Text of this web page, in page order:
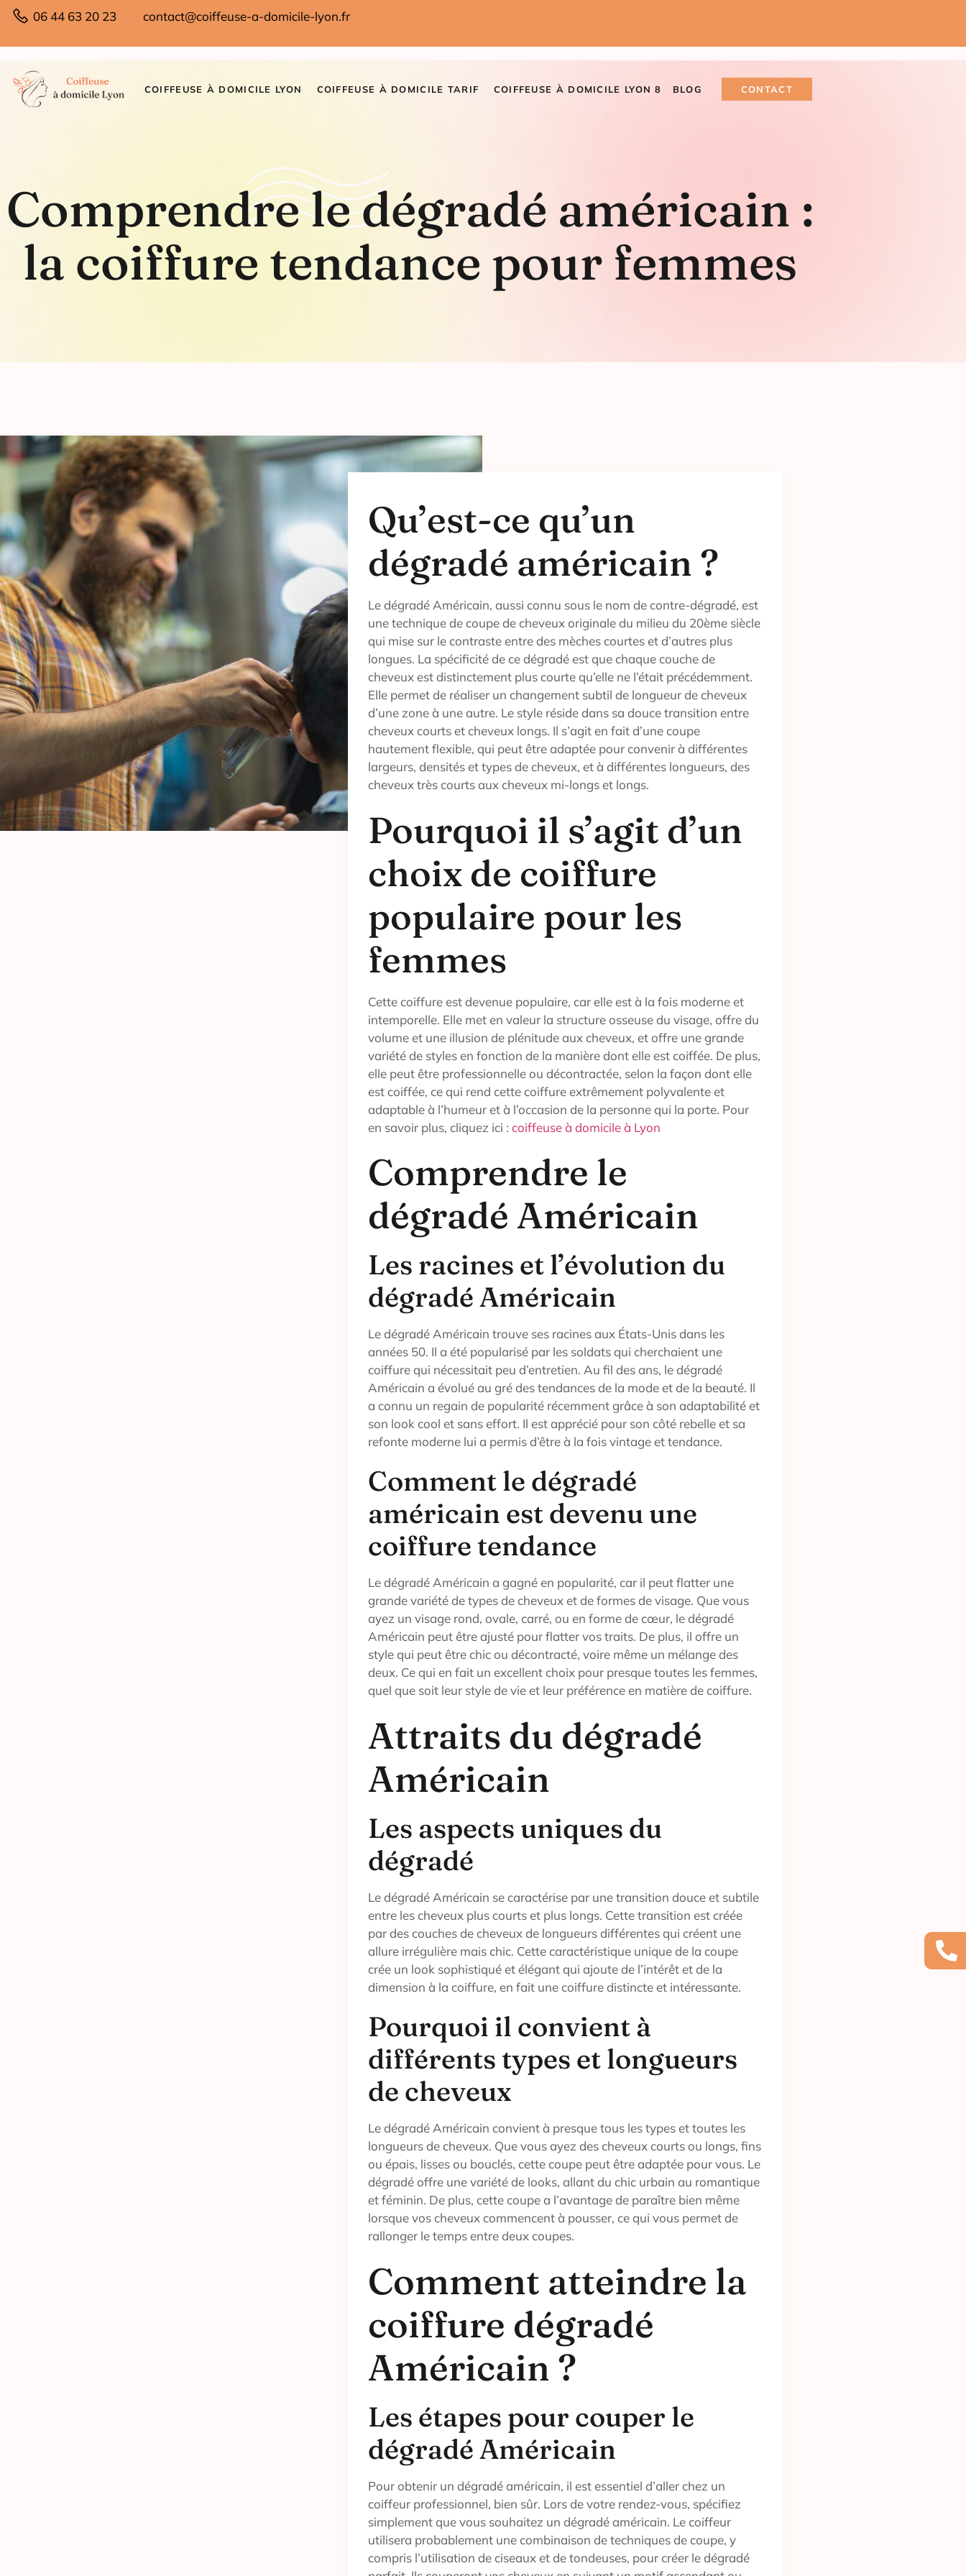
06 44 63 20 23 contact@coiffeuse-a-domicile-lyon.fr
COIFFEUSE À DOMICILE LYON COIFFEUSE À DOMICILE TARIF COIFFEUSE À DOMICILE LYON 8 BLOG CONTACT
Comprendre le dégradé américain :
la coiffure tendance pour femmes
Qu’est-ce qu’un
dégradé américain ?
Le dégradé Américain, aussi connu sous le nom de contre-dégradé, est
une technique de coupe de cheveux originale du milieu du 20ème siècle
qui mise sur le contraste entre des mèches courtes et d’autres plus
longues. La spécificité de ce dégradé est que chaque couche de
cheveux est distinctement plus courte qu’elle ne l’était précédemment.
Elle permet de réaliser un changement subtil de longueur de cheveux
d’une zone à une autre. Le style réside dans sa douce transition entre
cheveux courts et cheveux longs. Il s’agit en fait d’une coupe
hautement flexible, qui peut être adaptée pour convenir à différentes
largeurs, densités et types de cheveux, et à différentes longueurs, des
cheveux très courts aux cheveux mi-longs et longs.
Pourquoi il s’agit d’un
choix de coiffure
populaire pour les
femmes
Cette coiffure est devenue populaire, car elle est à la fois moderne et
intemporelle. Elle met en valeur la structure osseuse du visage, offre du
volume et une illusion de plénitude aux cheveux, et offre une grande
variété de styles en fonction de la manière dont elle est coiffée. De plus,
elle peut être professionnelle ou décontractée, selon la façon dont elle
est coiffée, ce qui rend cette coiffure extrêmement polyvalente et
adaptable à l’humeur et à l’occasion de la personne qui la porte. Pour
en savoir plus, cliquez ici :coiffeuse à domicile à Lyon
Comprendre le
dégradé Américain
Les racines et l’évolution du
dégradé Américain
Le dégradé Américain trouve ses racines aux États-Unis dans les
années 50. Il a été popularisé par les soldats qui cherchaient une
coiffure qui nécessitait peu d’entretien. Au fil des ans, le dégradé
Américain a évolué au gré des tendances de la mode et de la beauté. Il
a connu un regain de popularité récemment grâce à son adaptabilité et
son look cool et sans effort. Il est apprécié pour son côté rebelle et sa
refonte moderne lui a permis d’être à la fois vintage et tendance.
Comment le dégradé
américain est devenu une
coiffure tendance
Le dégradé Américain a gagné en popularité, car il peut flatter une
grande variété de types de cheveux et de formes de visage. Que vous
ayez un visage rond, ovale, carré, ou en forme de cœur, le dégradé
Américain peut être ajusté pour flatter vos traits. De plus, il offre un
style qui peut être chic ou décontracté, voire même un mélange des
deux. Ce qui en fait un excellent choix pour presque toutes les femmes,
quel que soit leur style de vie et leur préférence en matière de coiffure.
Attraits du dégradé
Américain
Les aspects uniques du
dégradé
Le dégradé Américain se caractérise par une transition douce et subtile
entre les cheveux plus courts et plus longs. Cette transition est créée
par des couches de cheveux de longueurs différentes qui créent une
allure irrégulière mais chic. Cette caractéristique unique de la coupe
crée un look sophistiqué et élégant qui ajoute de l’intérêt et de la
dimension à la coiffure, en fait une coiffure distincte et intéressante.
Pourquoi il convient à
différents types et longueurs
de cheveux
Le dégradé Américain convient à presque tous les types et toutes les
longueurs de cheveux. Que vous ayez des cheveux courts ou longs, fins
ou épais, lisses ou bouclés, cette coupe peut être adaptée pour vous. Le
dégradé offre une variété de looks, allant du chic urbain au romantique
et féminin. De plus, cette coupe a l’avantage de paraître bien même
lorsque vos cheveux commencent à pousser, ce qui vous permet de
rallonger le temps entre deux coupes.
Comment atteindre la
coiffure dégradé
Américain ?
Les étapes pour couper le
dégradé Américain
Pour obtenir un dégradé américain, il est essentiel d’aller chez un
coiffeur professionnel, bien sûr. Lors de votre rendez-vous, spécifiez
simplement que vous souhaitez un dégradé américain. Le coiffeur
utilisera probablement une combinaison de techniques de coupe, y
compris l’utilisation de ciseaux et de tondeuses, pour créer le dégradé